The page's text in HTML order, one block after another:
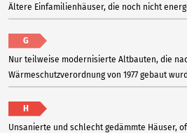
Ältere Einfamilienhäuser, die noch nicht
G
Nur teilweise modernisierte Altbauten, die
Wärmeschutzverordnung von 1977 gebaut
H
Unsanierte und schlecht gedämmte Häuser,